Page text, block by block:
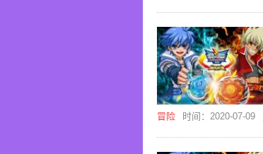
冒险 时间：2020-07-09